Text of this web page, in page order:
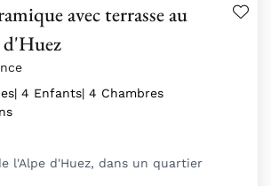
avec terrasse au
| 4 Enfants| 4 Chambres
l'Alpe d'Huez, dans un quartier